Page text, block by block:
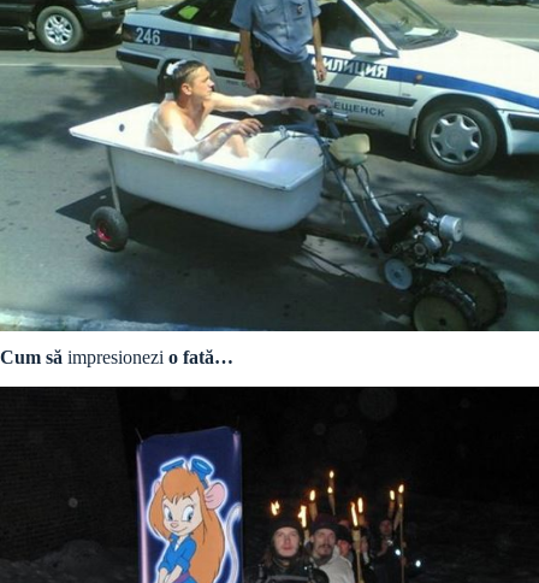
Cum să impresionezi o fată…